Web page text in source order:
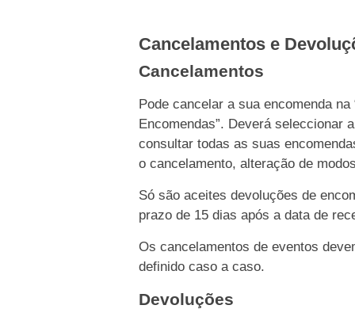
Cancelamentos e
Cancelamentos
Pode cancelar a sua encomenda
Encomendas”. Deverá seleccionar
consultar todas as suas
o cancelamento, alteração de
Só são aceites devoluções de
prazo de 15 dias após a data de
Os cancelamentos de eventos
definido caso a caso.
Devoluções